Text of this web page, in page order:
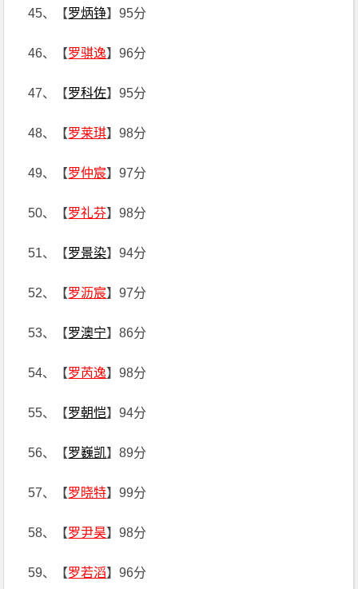
45、【罗炳铮】95分
46、【罗骐逸】96分
47、【罗科佐】95分
48、【罗莱琪】98分
49、【罗仲宸】97分
50、【罗礼芬】98分
51、【罗景染】94分
52、【罗沥宸】97分
53、【罗澳宁】86分
54、【罗芮逸】98分
55、【罗朝恺】94分
56、【罗巍凯】89分
57、【罗晓特】99分
58、【罗尹昊】98分
59、【罗若滔】96分